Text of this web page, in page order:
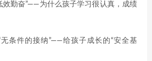
效勤奋”——为什么孩子学习很认真，成绩
条件的接纳”——给孩子成长的“安全基